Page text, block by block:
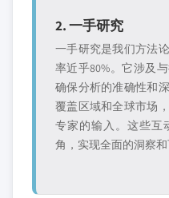
2. 一手研究
一手研究是我们方法
率近乎80%。它涉及
确保分析的准确性和
覆盖区域和全球市场
专家的输入。这些互
角，实现全面的洞察和